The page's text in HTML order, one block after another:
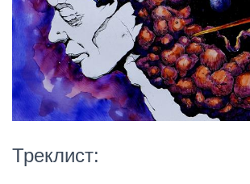
Треклист: